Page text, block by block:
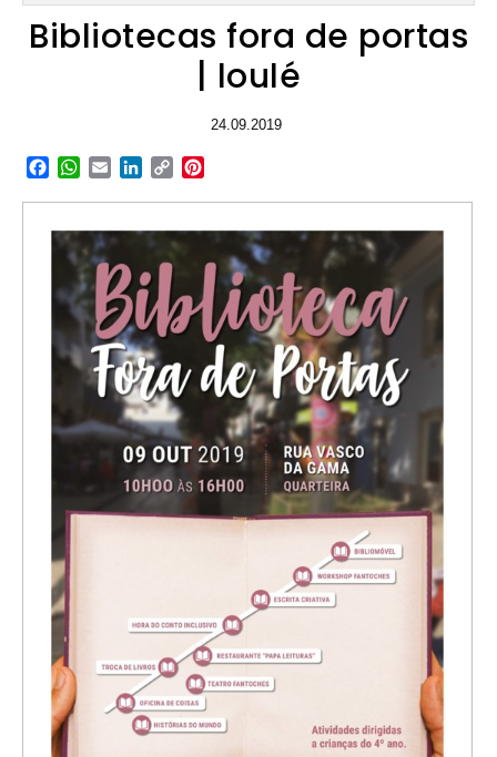
Bibliotecas fora de portas
| loulé
24.09.2019
Facebook
WhatsApp
EmailLinkedIn
Copy